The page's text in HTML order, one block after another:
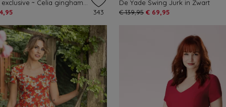
343
De Yade Swing Jurk in Zwart
€ 139,95 € 69,95